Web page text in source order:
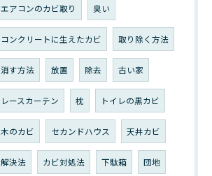
エアコンのカビ取り 臭い
コンクリートに生えたカビ 取り除く方法
消す方法 放置 除去 古い家
レースカーテン 枕 トイレの黒カビ
木のカビ セカンドハウス 天井カビ
解決法 カビ対処法 下駄箱 団地